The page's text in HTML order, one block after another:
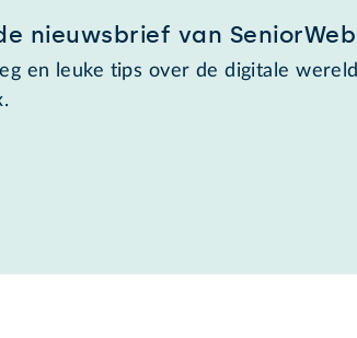
nieuwsbrief van SeniorWeb
en leuke tips over de digitale